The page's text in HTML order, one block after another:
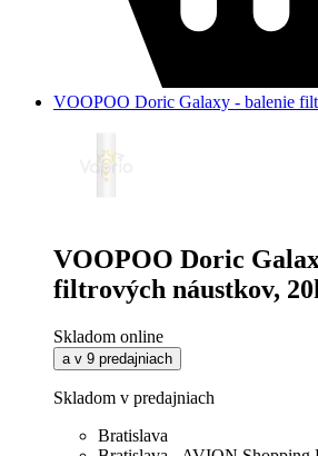
VOOPOO Doric Galaxy - balenie
VOOPOO Doric
filtrových náustkov,
Skladom online
a v 9 predajniach
Skladom v predajniach
Bratislava